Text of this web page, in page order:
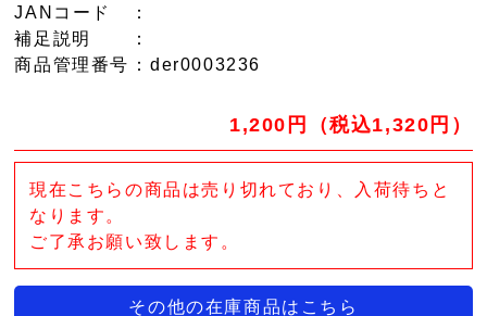
JANコード
：
補足説明
：
商品管理番号 ：der0003236
1,200円（税込1,320円）
現在こちらの商品は売り切れており、入荷待ちと
なります。
ご了承お願い致します。
その他の在庫商品はこちら